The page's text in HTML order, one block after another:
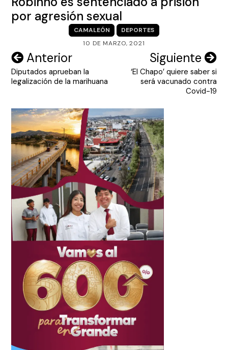
por agresión sexual
CAMALEÓN
DEPORTES
10 DE MARZO, 2021
Navegación
de
Anterior
Diputados aprueban la
legalización de la marihuana
Siguiente
‘El Chapo’ quiere saber si
será vacunado contra
Covid-19